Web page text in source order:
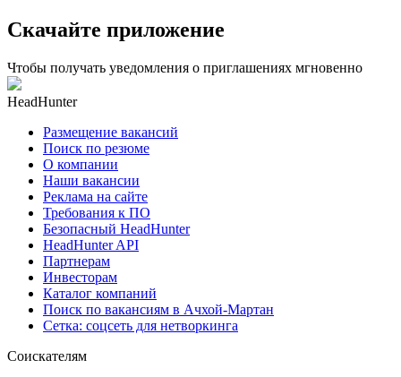
Скачайте приложение
Чтобы получать уведомления о приглашениях мгновенно
HeadHunter
Размещение вакансий
Поиск по резюме
О компании
Наши вакансии
Реклама на сайте
Требования к ПО
Безопасный HeadHunter
HeadHunter API
Партнерам
Инвесторам
Каталог компаний
Поиск по вакансиям в Ачхой-Мартан
Сетка: соцсеть для нетворкинга
Соискателям